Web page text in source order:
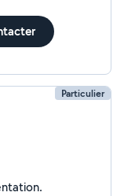
pour toute
particulière. À bientôt !
Particulier
ma présentation.